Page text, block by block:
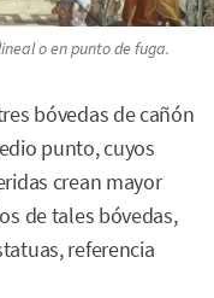
o en punto de fuga.
bóvedas de cañón
punto, cuyos
crean mayor
de tales bóvedas,
referencia